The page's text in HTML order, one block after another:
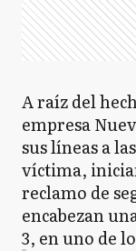
A raíz del
empresa
sus líneas a
víctima,
reclamo de
encabezan
3, en uno de